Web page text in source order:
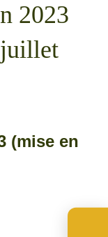
2023
(mise en